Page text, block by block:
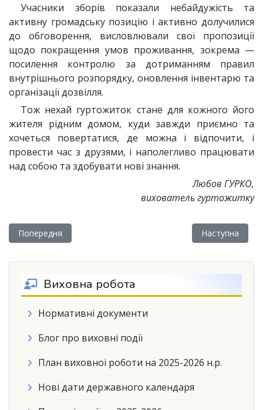
Учасники зборів показали небайдужість та
активну громадську позицію і активно долучилися
до обговорення, висловлювали свої пропозиції
щодо покращення умов проживання, зокрема —
посилення контролю за дотриманням правил
внутрішнього розпорядку, оновлення інвентарю та
організації дозвілля.
Тож нехай гуртожиток стане для кожного його
жителя рідним домом, куди завжди приємно та
хочеться повертатися, де можна і відпочити, і
провести час з друзями, і наполегливо працювати
над собою та здобувати нові знання.
Любов ГУРКО,
вихователь гуртожитку
Попередня стаття: Джерело духовного збагачення
Попередня Наступна
Наступна
Виховна робота
Нормативні документи
Блог про виховні події
План виховної роботи на 2025-2026 н.р.
Нові дати державного календаря